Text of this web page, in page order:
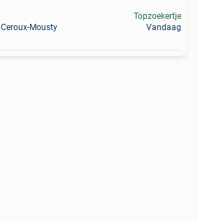
Ceroux-Mousty
Topzoekertje
Vandaag